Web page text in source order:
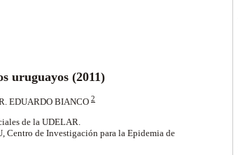
uruguayos (2011)
EDUARDO BIANCO 2
de la UDELAR.
Centro de Investigación para la Epidemia de